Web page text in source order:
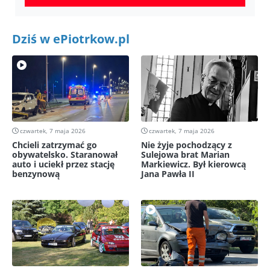
Dziś w ePiotrkow.pl
czwartek, 7 maja 2026
Chcieli zatrzymać go
obywatelsko. Staranował
auto i uciekł przez stację
benzynową
czwartek, 7 maja 2026
Nie żyje pochodzący z
Sulejowa brat Marian
Markiewicz. Był kierowcą
Jana Pawła II